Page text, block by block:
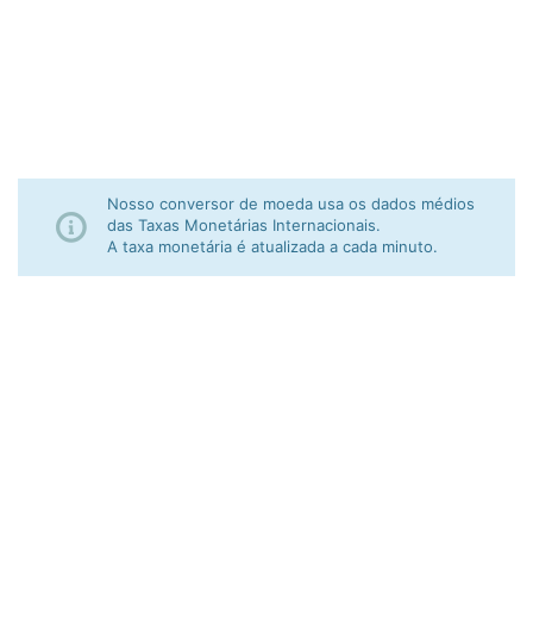
Nosso conversor de moeda usa os dados médios
das Taxas Monetárias Internacionais.
A taxa monetária é atualizada a cada minuto.